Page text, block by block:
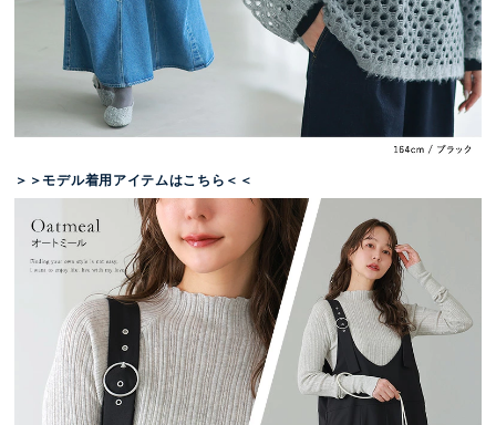
＞＞モデル着用アイテムはこちら＜＜